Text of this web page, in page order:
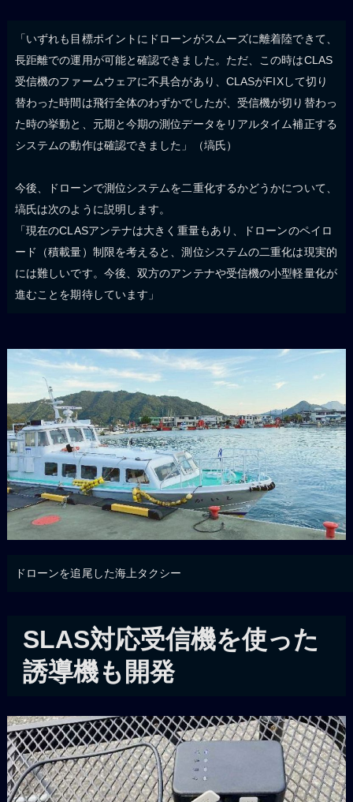
「いずれも目標ポイントにドローンがスムーズに離着陸できて、
長距離での運用が可能と確認できました。ただ、この時はCLAS
受信機のファームウェアに不具合があり、CLASがFIXして切り
替わった時間は飛行全体のわずかでしたが、受信機が切り替わっ
た時の挙動と、元期と今期の測位データをリアルタイム補正する
システムの動作は確認できました」（塙氏）
今後、ドローンで測位システムを二重化するかどうかについて、
塙氏は次のように説明します。
「現在のCLASアンテナは大きく重量もあり、ドローンのペイロ
ード（積載量）制限を考えると、測位システムの二重化は現実的
には難しいです。今後、双方のアンテナや受信機の小型軽量化が
進むことを期待しています」
ドローンを追尾した海上タクシー
SLAS対応受信機を使った
誘導機も開発